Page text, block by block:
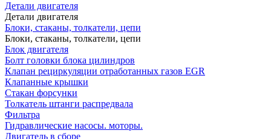
Детали двигателя
Детали двигателя
Блоки, стаканы, толкатели, цепи
Блоки, стаканы, толкатели, цепи
Блок двигателя
Болт головки блока цилиндров
Клапан рециркуляции отработанных газов EGR
Клапанные крышки
Стакан форсунки
Толкатель штанги распредвала
Фильтра
Гидравлические насосы. моторы.
Двигатель в сборе